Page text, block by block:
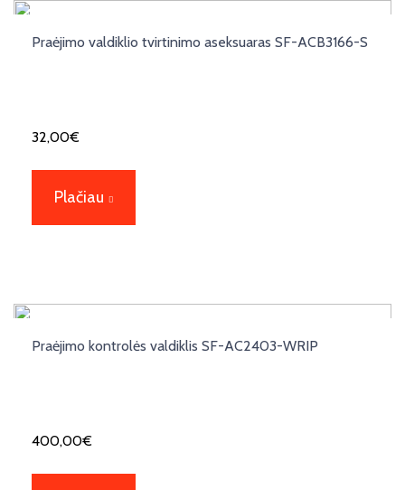
Praėjimo valdiklio tvirtinimo aseksuaras SF-ACB3166-S
32,00€
Plačiau
Praėjimo kontrolės valdiklis SF-AC2403-WRIP
400,00€